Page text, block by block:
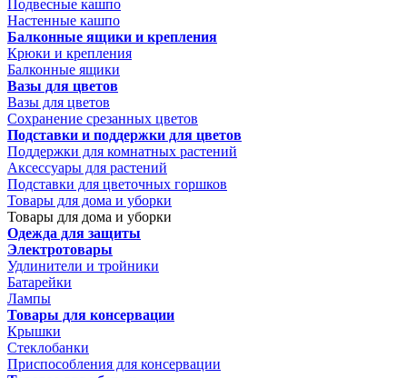
Подвесные кашпо
Настенные кашпо
Балконные ящики и крепления
Крюки и крепления
Балконные ящики
Вазы для цветов
Вазы для цветов
Сохранение срезанных цветов
Подставки и поддержки для цветов
Поддержки для комнатных растений
Аксессуары для растений
Подставки для цветочных горшков
Товары для дома и уборки
Товары для дома и уборки
Одежда для защиты
Электротовары
Удлинители и тройники
Батарейки
Лампы
Товары для консервации
Крышки
Стеклобанки
Приспособления для консервации